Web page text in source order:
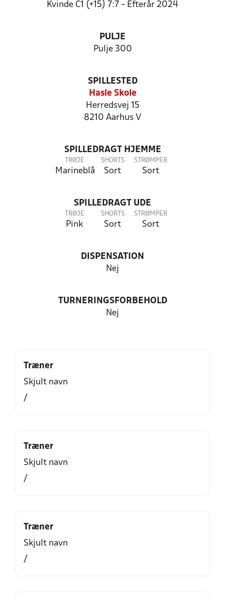
Kvinde C1 (+15) 7:7 - Efterår 2024
PULJE
Pulje 300
SPILLESTED
Hasle Skole
Herredsvej 15
8210 Aarhus V
SPILLEDRAGT HJEMME
TRØJE
Marineblå
SHORTS
Sort
STRØMPER
Sort
SPILLEDRAGT UDE
TRØJE
Pink
SHORTS
Sort
STRØMPER
Sort
DISPENSATION
Nej
TURNERINGSFORBEHOLD
Nej
Træner
Skjult navn
/
Træner
Skjult navn
/
Træner
Skjult navn
/